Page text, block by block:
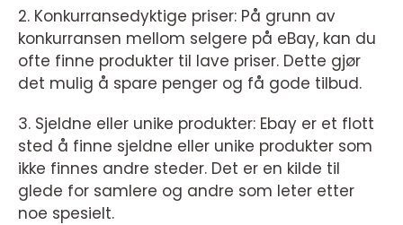
2. Konkurransedyktige priser: På grunn av
konkurransen mellom selgere på eBay, kan du
ofte finne produkter til lave priser. Dette gjør
det mulig å spare penger og få gode tilbud.
3. Sjeldne eller unike produkter: Ebay er et flott
sted å finne sjeldne eller unike produkter som
ikke finnes andre steder. Det er en kilde til
glede for samlere og andre som leter etter
noe spesielt.